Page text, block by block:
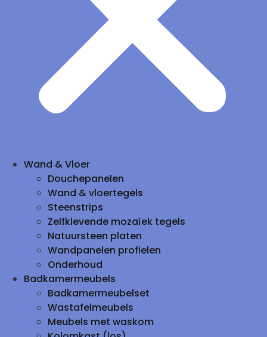
Wand & Vloer
Douchepanelen
Wand & vloertegels
Steenstrips
Zelfklevende mozaïek tegels
Natuursteen platen
Wandpanelen profielen
Onderhoud
Badkamermeubels
Badkamermeubelset
Wastafelmeubels
Meubels met waskom